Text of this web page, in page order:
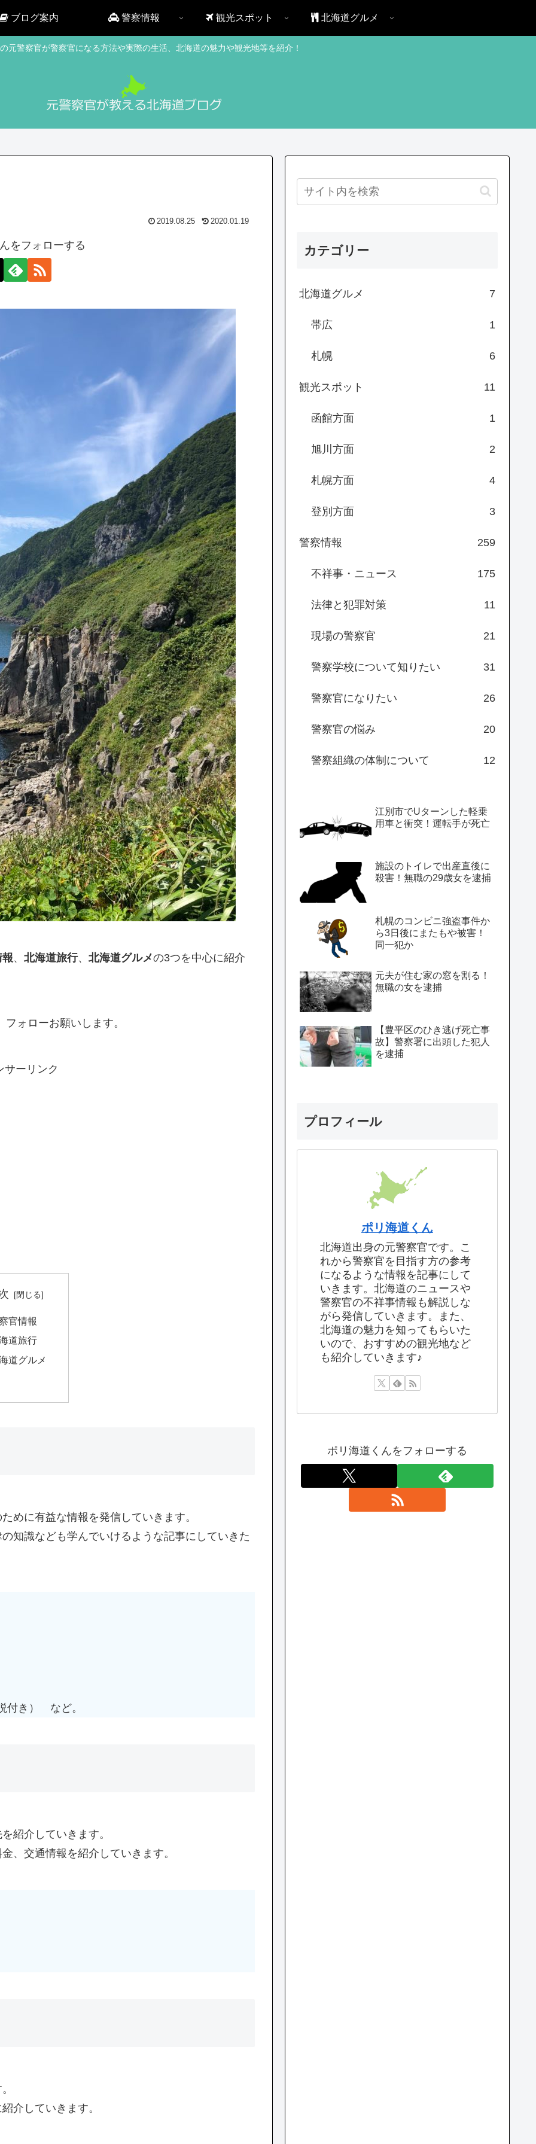
元警察官が警察官になる方法や実際の生活、北海道の魅力や観光地等を紹介！
ブログ案内 警察情報 観光スポット 北海道グルメ
2019.08.25 2020.01.19
をフォローする
、 北海道旅行、 北海道グルメの3つを中心に紹介
ォローお願いします。
サーリンク
官情報
道旅行
道グルメ
めに有益な情報を発信していきます。
知識なども学んでいけるような記事にしていきた
付き） など。
紹介していきます。
、交通情報を紹介していきます。
介していきます。
カテゴリー
北海道グルメ 7
帯広 1
札幌 6
観光スポット 11
函館方面 1
旭川方面 2
札幌方面 4
登別方面 3
警察情報 259
不祥事・ニュース 175
法律と犯罪対策 11
現場の警察官 21
警察学校について知りたい 31
警察官になりたい 26
警察官の悩み 20
警察組織の体制について 12
江別市でUターンした軽乗
用車と衝突！運転手が死亡
施設のトイレで出産直後に
殺害！無職の29歳女を逮捕
札幌のコンビニ強盗事件か
ら3日後にまたもや被害！
同一犯か
元夫が住む家の窓を割る！
無職の女を逮捕
【豊平区のひき逃げ死亡事
故】警察署に出頭した犯人
を逮捕
プロフィール
ポリ海道くん
北海道出身の元警察官です。こ
れから警察官を目指す方の参考
になるような情報を記事にして
いきます。北海道のニュースや
警察官の不祥事情報も解説しな
がら発信していきます。また、
北海道の魅力を知ってもらいた
いので、おすすめの観光地など
も紹介していきます♪
ポリ海道くんをフォローする